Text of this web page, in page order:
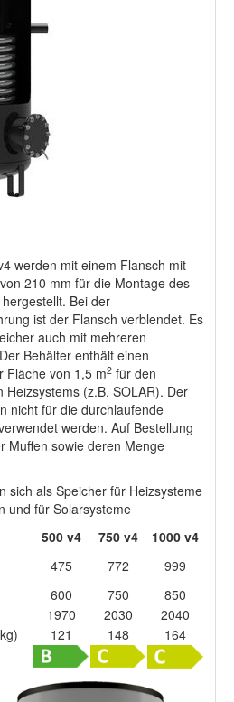
werden mit einem Flansch mit
210 mm für die Montage des
hergestellt. Bei der
ist der Flansch verblendet. Es
auch mit mehreren
Behälter enthält einen
Fläche von 1,5 m2 für den
Heizsystems (z.B. SOLAR). Der
nicht für die durchlaufende
werden. Auf Bestellung
Muffen sowie deren Menge
sich als Speicher für Heizsysteme
und für Solarsysteme
500 v4 750 v4
1000 v4
475 772
999
600 750
850
1970 2030
2040
121 148
164